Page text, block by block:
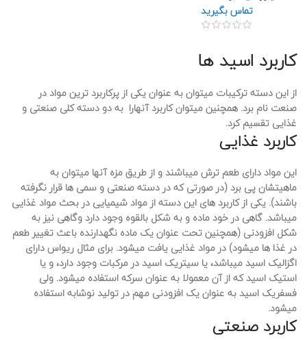
تماس بگیرید
کاربرد اسید ها
از این دسته ترکیبات میتوان به عنوان یکی از پرکاربرد ترین مواد در
صنعت نام برد. همچنین میتوان کاربرد آنهارا به دو دسته کلی صنعتی و
غذایی تقسیم کرد.
کاربرد غذایی
این مواد دارای طعم ترش میباشند و از طریق مزه آنها میتوان به
ماهیتشان پی برد (در صورتی که در دسته صنعتی و سمی ها قرار نگرفته
باشند). یکی از کاربرد های این دسته از مواد شیمیایی در بحث مواد غذایی
میباشد. گاهی در خود ماده و به شکل بالقوه وجود دارد وگاهی نیز به
شکل افزودنی (همچنین تحت عنوان یک ماده نگهدارنده باعث تغییر طعم
در غذا ها میشود) در مواد غذایی یافت میشود. برای مثال ریواس دارای
اگزالیک اسید میباشد، یا سیتریک اسید در مرکبات وجود دارد، و یا
استیک اسید که از آن معمولا به عنوان سرکه استفاده میشود. ولی
فسفریک اسید به عنوان یک افزودنی مهم در تولید نوشابه استفاده
میشود.
کاربرد صنعتی